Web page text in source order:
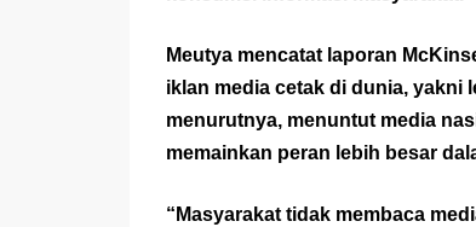
Meutya mencatat laporan
iklan media cetak di dunia, yakni
menurutnya, menuntut media
memainkan peran lebih besar
“Masyarakat tidak membaca